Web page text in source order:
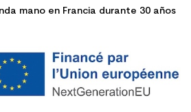
mano en Francia durante 30 años